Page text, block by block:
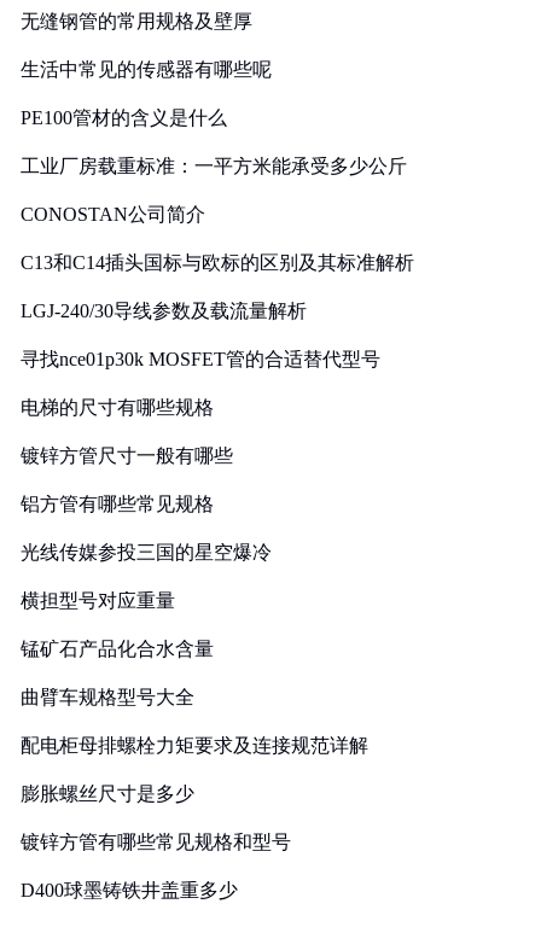
无缝钢管的常用规格及壁厚
生活中常见的传感器有哪些呢
PE100管材的含义是什么
工业厂房载重标准：一平方米能承受多少公斤
CONOSTAN公司简介
C13和C14插头国标与欧标的区别及其标准解析
LGJ-240/30导线参数及载流量解析
寻找nce01p30k MOSFET管的合适替代型号
电梯的尺寸有哪些规格
镀锌方管尺寸一般有哪些
铝方管有哪些常见规格
光线传媒参投三国的星空爆冷
横担型号对应重量
锰矿石产品化合水含量
曲臂车规格型号大全
配电柜母排螺栓力矩要求及连接规范详解
膨胀螺丝尺寸是多少
镀锌方管有哪些常见规格和型号
D400球墨铸铁井盖重多少